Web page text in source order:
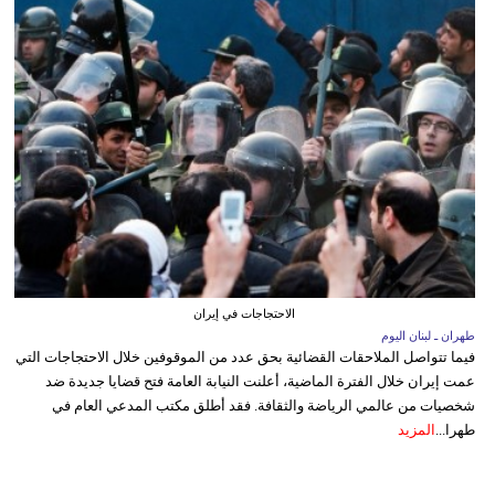
الاحتجاجات في إيران
طهران ـ لبنان اليوم
فيما تتواصل الملاحقات القضائية بحق عدد من الموقوفين خلال الاحتجاجات التي
عمت إيران خلال الفترة الماضية، أعلنت النيابة العامة فتح قضايا جديدة ضد
شخصيات من عالمي الرياضة والثقافة. فقد أطلق مكتب المدعي العام في
طهرا... المزيد